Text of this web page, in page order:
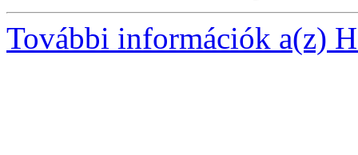
További információk a(z)